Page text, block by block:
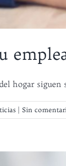
hogar siguen
Sin